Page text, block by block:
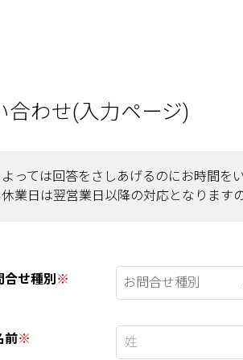
合わせ(入力ページ)
っては回答をさしあげるのにお時間を
業日は翌営業日以降の対応となります
合せ種別 ※
前※